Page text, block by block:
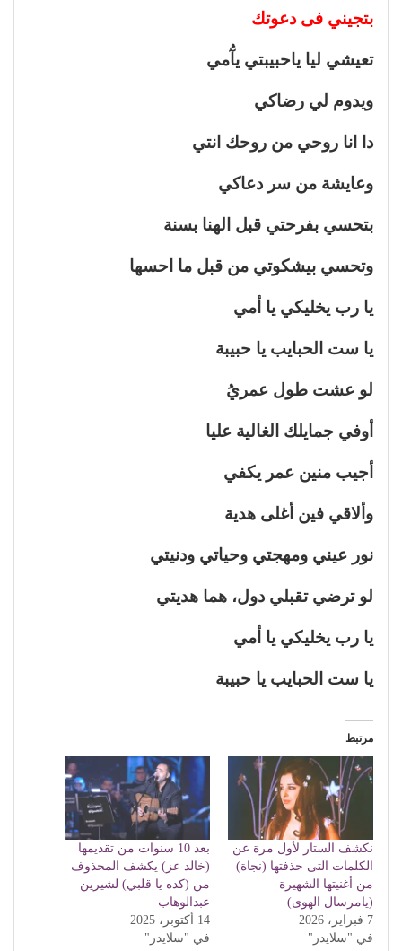
بتجيني فى دعوتك
تعيشي ليا ياحبيبتي يآُمي
ويدوم لي رضاكي
دا انا روحي من روحك انتي
وعايشة من سر دعاكي
بتحسي بفرحتي قبل الهنا بسنة
وتحسي بيشكوتي من قبل ما احسها
يا رب يخليكي يا أمي
يا ست الحبايب يا حبيبة
لو عشت طول عمريُ
أوفي جمايلك الغالية عليا
أجيب منين عمر يكفي
وألاقي فين أغلى هدية
نور عيني ومهجتي وحياتي ودنيتي
لو ترضي تقبلي دول، هما هديتي
يا رب يخليكي يا أمي
يا ست الحبايب يا حبيبة
مرتبط
نكشف الستار لأول مرة عن
الكلمات التى حذفتها (نجاة)
من أغنيتها الشهيرة
(يامرسال الهوى)
7 فبراير، 2026
في "سلايدر"
بعد 10 سنوات من تقديمها
(خالد عز) يكشف المحذوف
من (كده يا قلبي) لشيرين
عبدالوهاب
14 أكتوبر، 2025
في "سلايدر"